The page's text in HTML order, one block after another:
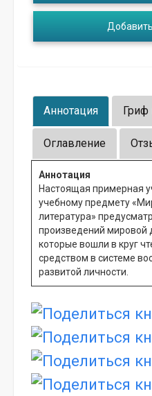
Аннотация Гриф
Оглавление
Аннотация
Настоящая примерная
учебному предмету
литература»
произведений мировой
которые вошли в круг
средством в системе
развитой личности.